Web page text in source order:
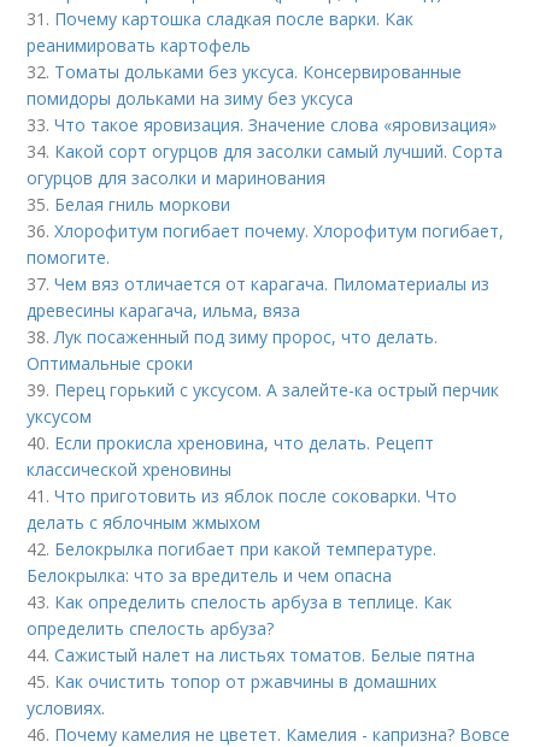
31. Почему картошка сладкая после варки. Как
реанимировать картофель
32. Томаты дольками без уксуса. Консервированные
помидоры дольками на зиму без уксуса
33.Что такое яровизация. Значение слова «яровизация»
34. Какой сорт огурцов для засолки самый лучший. Сорта
огурцов для засолки и маринования
35. Белая гниль моркови
36.Хлорофитум погибает почему. Хлорофитум погибает,
помогите.
37.Чем вяз отличается от карагача. Пиломатериалы из
древесины карагача, ильма, вяза
38. Лук посаженный под зиму пророс, что делать.
Оптимальные сроки
39. Перец горький с уксусом. А залейте-ка острый перчик
уксусом
40. Если прокисла хреновина, что делать. Рецепт
классической хреновины
41.Что приготовить из яблок после соковарки. Что
делать с яблочным жмыхом
42. Белокрылка погибает при какой температуре.
Белокрылка: что за вредитель и чем опасна
43. Как определить спелость арбуза в теплице. Как
определить спелость арбуза?
44.Сажистый налет на листьях томатов. Белые пятна
45. Как очистить топор от ржавчины в домашних
условиях.
46. Почему камелия не цветет. Камелия - капризна? Вовсе